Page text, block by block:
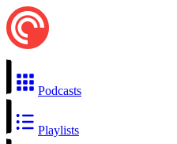
Podcasts
Playlists